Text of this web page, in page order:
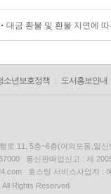
대금 환불 및 환불 지연에
소년보호정책 도서홍보안내
로 11, 5층~6층(여의도동,일신
통신판매업신고 : 제
호스팅 서비스사업자 :
Rights Reserved.